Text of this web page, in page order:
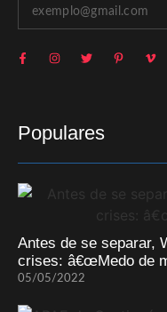
Populares
Antes de se separar,
crises: â€œMedo de
05/05/2022